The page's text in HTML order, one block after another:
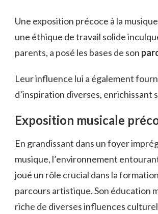
Une exposition précoce à la
une éthique de travail solide
parents, a posé les bases de son
Leur influence lui a également
d’inspiration diverses, enrichissant
Exposition musicale
En grandissant dans un foyer
musique, l’environnement
joué un rôle crucial dans la
parcours artistique. Son éducation
riche de diverses influences